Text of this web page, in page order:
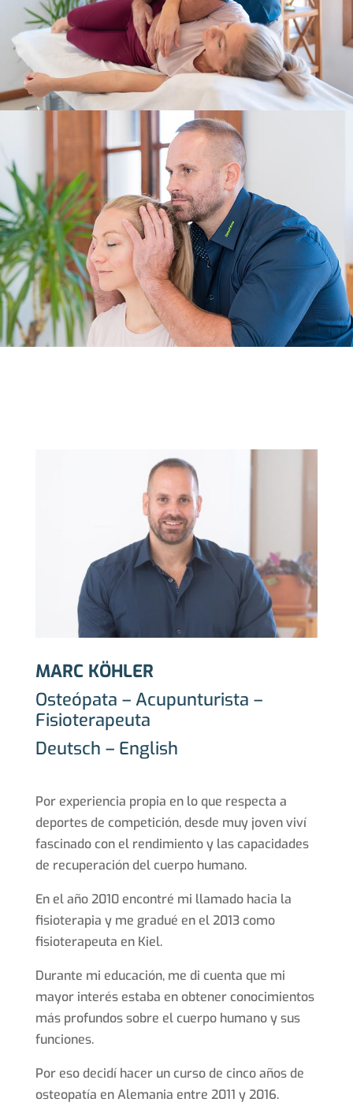
MARC KÖHLER
Osteópata – Acupunturista –
Fisioterapeuta
Deutsch – English
Por experiencia propia en lo que respecta a
deportes de competición, desde muy joven viví
fascinado con el rendimiento y las capacidades
de recuperación del cuerpo humano.
En el año 2010 encontré mi llamado hacia la
fisioterapia y me gradué en el 2013 como
fisioterapeuta en Kiel.
Durante mi educación, me di cuenta que mi
mayor interés estaba en obtener conocimientos
más profundos sobre el cuerpo humano y sus
funciones.
Por eso decidí hacer un curso de cinco años de
osteopatía en Alemania entre 2011 y 2016.